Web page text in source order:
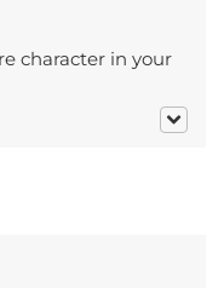
character in your